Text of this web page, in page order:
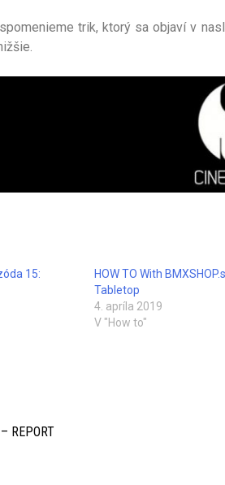
trik, ktorý sa objaví v
15:
HOW TO With
Tabletop
4. apríla 2019
V "How to"
REPORT